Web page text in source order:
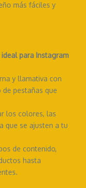
más fáciles y
ideal para Instagram
y llamativa con
pestañas que
los colores, las
que se ajusten a tu
de contenido,
hasta